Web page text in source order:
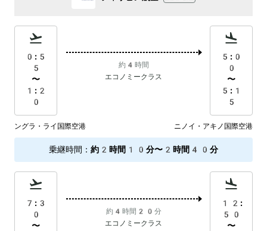
0:5
5
〜
1:2
0
約4時間
エコノミークラス
5:0
0
〜
5:1
5
ングラ・ライ国際空港 ニノイ・アキノ国際空港
乗継時間 ： 約2時間10分〜2時間40分
7:3
0
〜
約4時間20分
エコノミークラス
12:
50
〜